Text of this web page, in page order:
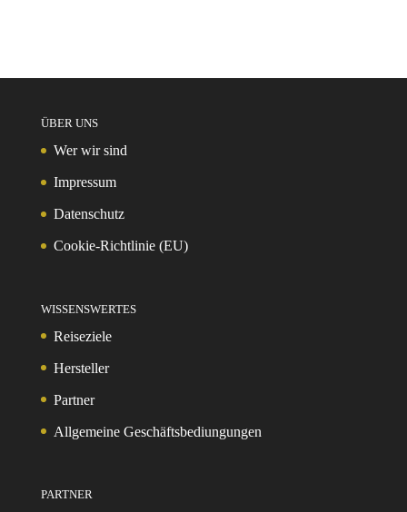
ÜBER UNS
Wer wir sind
Impressum
Datenschutz
Cookie-Richtlinie (EU)
WISSENSWERTES
Reiseziele
Hersteller
Partner
Allgemeine Geschäftsbediungungen
PARTNER